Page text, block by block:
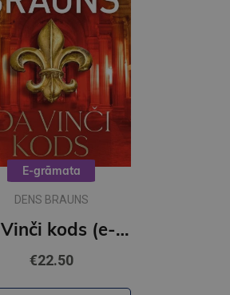
E-grāmata
DENS BRAUNS
Da Vinči kods (e-grāmata)
€22.50